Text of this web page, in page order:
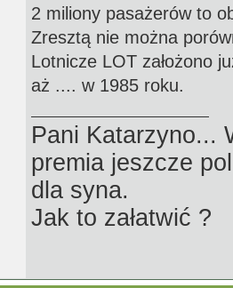
2 miliony pasażerów to
Zresztą nie można
Lotnicze LOT założono
aż .... w 1985 roku.
Pani Katarzyno...
premia jeszcze
dla syna.
Jak to załatwić ?